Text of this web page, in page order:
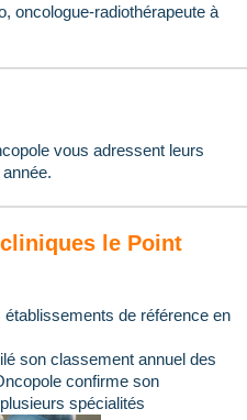
oncologue-radiothérapeute à
vous adressent leurs
le Point
établissements de référence en
son classement annuel des
confirme son
spécialités